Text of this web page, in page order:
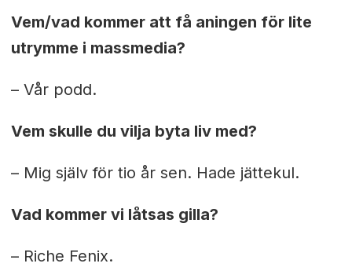
Vem/vad kommer att få aningen för lite
utrymme i massmedia?
– Vår podd.
Vem skulle du vilja byta liv med?
– Mig själv för tio år sen. Hade jättekul.
Vad kommer vi låtsas gilla?
– Riche Fenix.